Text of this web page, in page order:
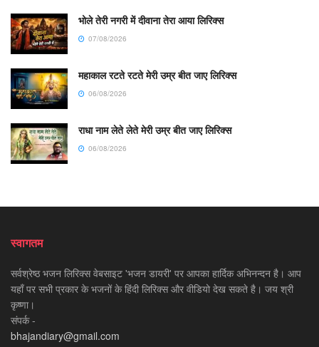
भोले तेरी नगरी में दीवाना तेरा आया लिरिक्स
07/08/2026
महाकाल रटते रटते मेरी उम्र बीत जाए लिरिक्स
06/08/2026
राधा नाम लेते लेते मेरी उम्र बीत जाए लिरिक्स
06/08/2026
स्वागतम
सर्वश्रेष्ठ भजन लिरिक्स वेबसाइट 'भजन डायरी' पर आपका हार्दिक अभिनन्दन है। आप
यहाँ पर सभी प्रकार के भजनों के हिंदी लिरिक्स और वीडियो देख सकते है। जय श्री
कृष्णा।
संपर्क -
bhajandiary@gmail.com